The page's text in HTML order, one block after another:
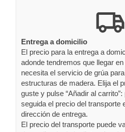
Entrega a domicilio
El precio para la entrega a
adonde tendremos que llegar
necesita el servicio de grúa
estructuras de madera. Elija el
guste y pulse “Añadir al
seguida el precio del transporte
dirección de entrega.
El precio del transporte puede